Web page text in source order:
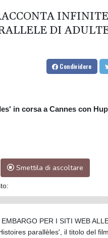
di avocado verso gli
sforzi per prevenire ingressi
INFINITE
DI
Condividere
in corsa a Cannes con
Smettila di ascoltare
PER I SITI WEB
parallèles', il titolo del